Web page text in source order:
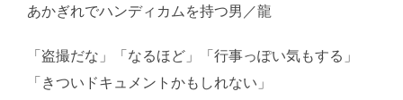
あかぎれでハンディカムを持つ男／龍
「盗撮だな」「なるほど」「行事っぽい気もする」
「きついドキュメントかもしれない」